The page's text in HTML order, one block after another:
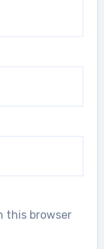
this browser